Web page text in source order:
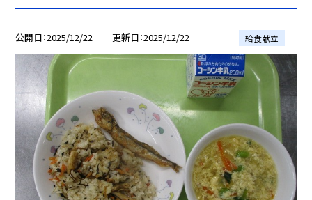
公開日 2025/12/22 更新日 2025/12/22 給食献立